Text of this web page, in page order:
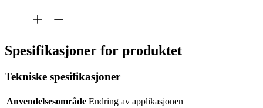
Spesifikasjoner for produktet
Tekniske spesifikasjoner
Anvendelsesområde Endring av applikasjonen